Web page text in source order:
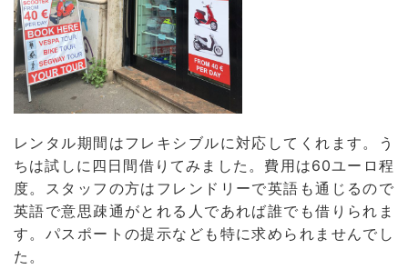
レンタル期間はフレキシブルに対応してくれます。う
ちは試しに四日間借りてみました。費用は60ユーロ程
度。スタッフの方はフレンドリーで英語も通じるので
英語で意思疎通がとれる人であれば誰でも借りられま
す。パスポートの提示なども特に求められませんでし
た。